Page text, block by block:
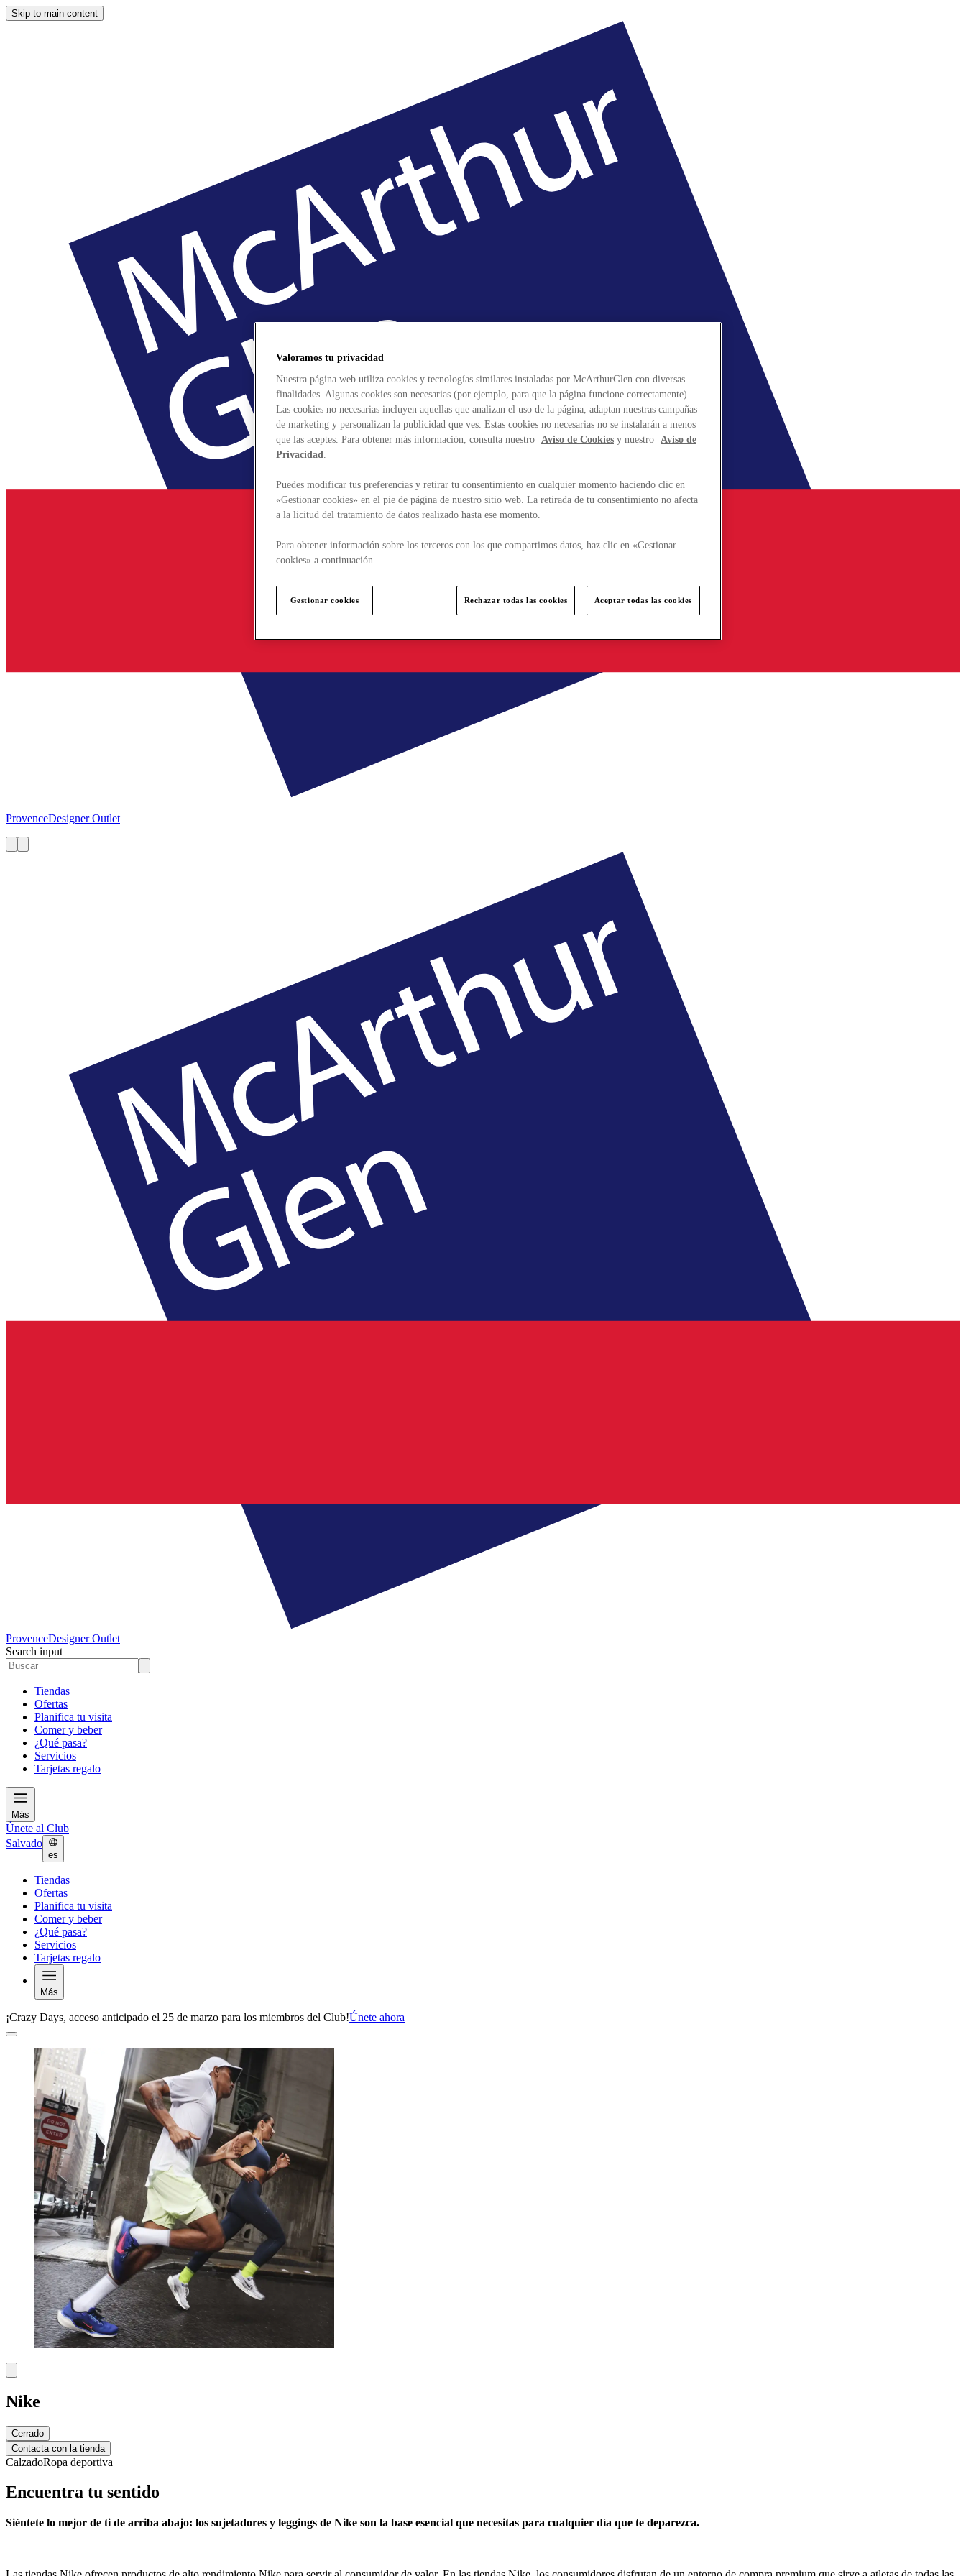
Skip to main content
ProvenceDesigner Outlet
ProvenceDesigner Outlet
Search input
Tiendas
Ofertas
Planifica tu visita
Comer y beber
¿Qué pasa?
Servicios
Tarjetas regalo
Más
Únete al Club
Salvado
es
Tiendas
Ofertas
Planifica tu visita
Comer y beber
¿Qué pasa?
Servicios
Tarjetas regalo
Más
¡Crazy Days, acceso anticipado el 25 de marzo para los miembros del Club!Únete ahora
Nike
Cerrado
Contacta con la tienda
CalzadoRopa deportiva
Encuentra tu sentido
Siéntete lo mejor de ti de arriba abajo: los sujetadores y leggings de Nike son la base esencial que necesitas para cualquier día que te deparezca.
Valoramos tu privacidad
Nuestra página web utiliza cookies y tecnologías similares instaladas por McArthurGlen con diversas
finalidades. Algunas cookies son necesarias (por ejemplo, para que la página funcione correctamente).
Las cookies no necesarias incluyen aquellas que analizan el uso de la página, adaptan nuestras campañas
de marketing y personalizan la publicidad que ves. Estas cookies no necesarias no se instalarán a menos
que las aceptes. Para obtener más información, consulta nuestro Aviso de Cookies y nuestro Aviso de
Privacidad.
Puedes modificar tus preferencias y retirar tu consentimiento en cualquier momento haciendo clic en
«Gestionar cookies» en el pie de página de nuestro sitio web. La retirada de tu consentimiento no afecta
a la licitud del tratamiento de datos realizado hasta ese momento.
Para obtener información sobre los terceros con los que compartimos datos, haz clic en «Gestionar
cookies» a continuación.
Gestionar cookies Rechazar todas las cookies Aceptar todas las cookies